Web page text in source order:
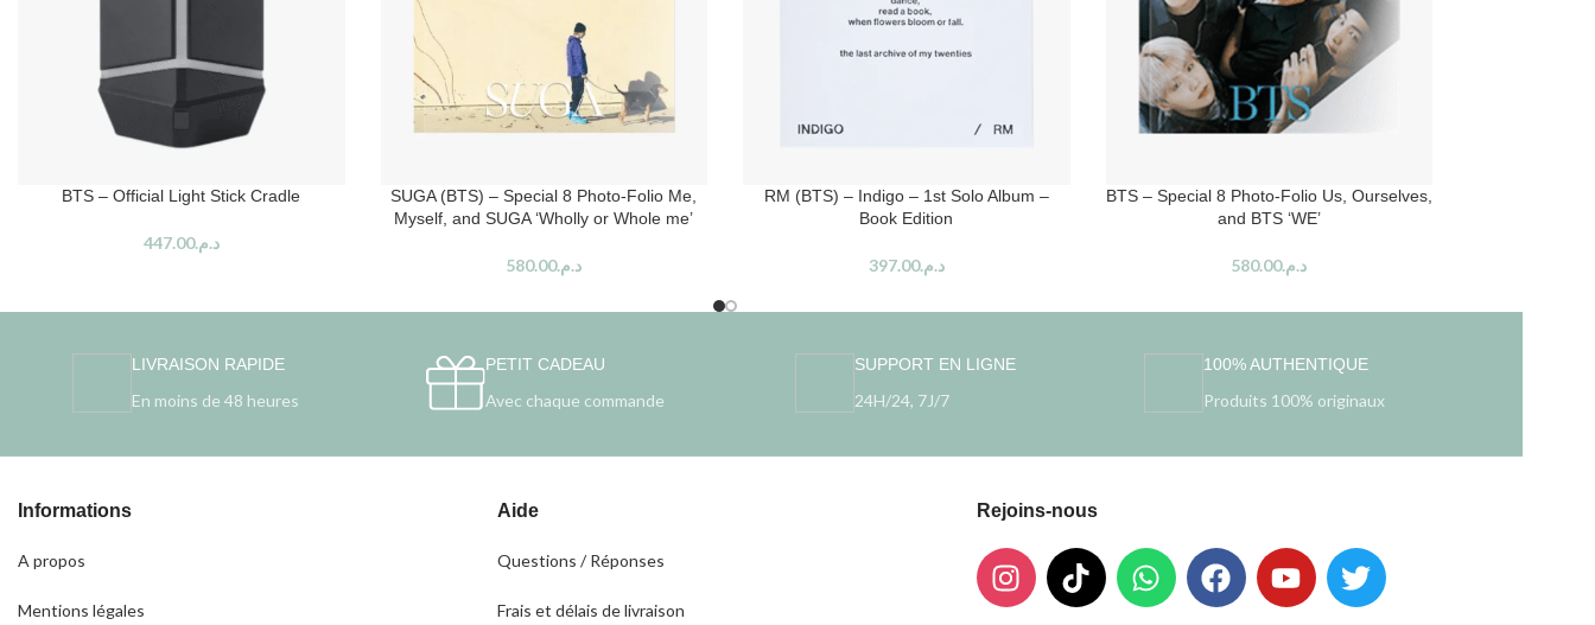
BTS – Official Light Stick Cradle
د.م.447.00
SUGA (BTS) – Special 8 Photo-Folio Me,
Myself, and SUGA ‘Wholly or Whole me’
د.م.580.00
RM (BTS) – Indigo – 1st Solo Album –
Book Edition
د.م.397.00
BTS – Special 8 Photo-Folio Us, Ourselves,
and BTS ‘WE’
د.م.580.00
LIVRAISON RAPIDE
En moins de 48 heures
PETIT CADEAU
Avec chaque commande
SUPPORT EN LIGNE
24H/24, 7J/7
100% AUTHENTIQUE
Produits 100% originaux
Informations
A propos
Mentions légales
Aide
Questions / Réponses
Frais et délais de livraison
Rejoins-nous